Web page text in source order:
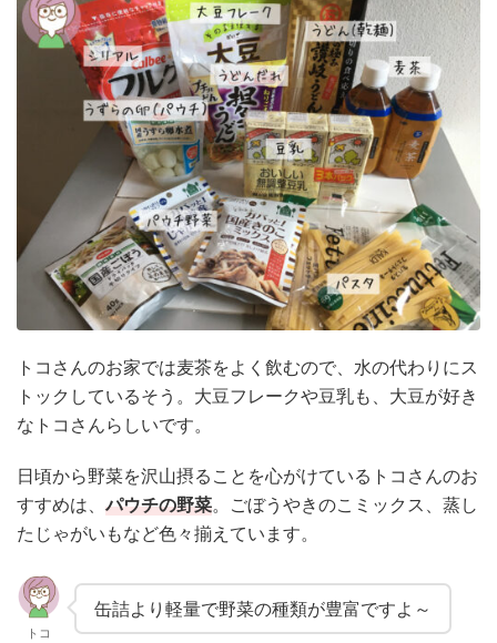
トコさんのお家では麦茶をよく飲むので、水の代わりにス
トックしているそう。大豆フレークや豆乳も、大豆が好き
なトコさんらしいです。
日頃から野菜を沢山摂ることを心がけているトコさんのお
すすめは、パウチの野菜。ごぼうやきのこミックス、蒸し
たじゃがいもなど色々揃えています。
トコ
缶詰より軽量で野菜の種類が豊富ですよ～